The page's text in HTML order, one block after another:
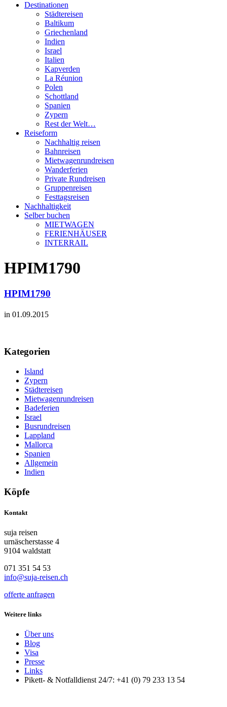
Destinationen
Städtereisen
Baltikum
Griechenland
Indien
Israel
Italien
Kapverden
La Réunion
Polen
Schottland
Spanien
Zypern
Rest der Welt…
Reiseform
Nachhaltig reisen
Bahnreisen
Mietwagenrundreisen
Wanderferien
Private Rundreisen
Gruppenreisen
Festtagsreisen
Nachhaltigkeit
Selber buchen
MIETWAGEN
FERIENHÄUSER
INTERRAIL
HPIM1790
HPIM1790
in 01.09.2015
Kategorien
Island
Zypern
Städtereisen
Mietwagenrundreisen
Badeferien
Israel
Busrundreisen
Lappland
Mallorca
Spanien
Allgemein
Indien
Köpfe
Kontakt
suja reisen
urnäscherstasse 4
9104 waldstatt
071 351 54 53
info@suja-reisen.ch
offerte anfragen
Weitere links
Über uns
Blog
Visa
Presse
Links
Pikett- & Notfalldienst 24/7: +41 (0) 79 233 13 54